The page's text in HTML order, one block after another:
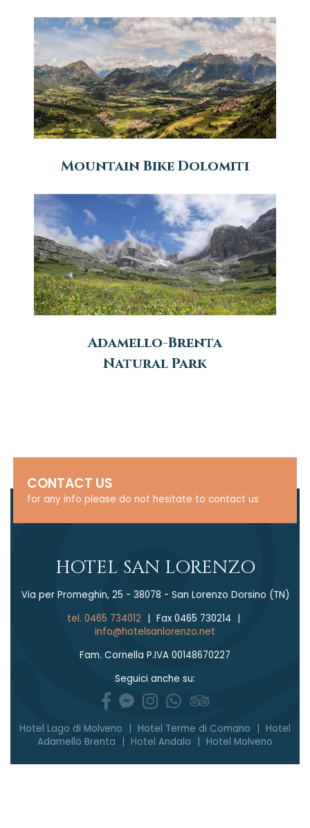
Mountain Bike Dolomiti
Adamello-Brenta
Natural Park
CONTACT US
for any info please do not hesitate to contact us
HOTEL SAN LORENZO
Via per Promeghin, 25 - 38078 - San Lorenzo Dorsino (TN)
tel. 0465 734012 | Fax 0465 730214 |
info@hotelsanlorenzo.net
Fam. Cornella P.IVA 00148670227
Seguici anche su:
Hotel Lago di Molveno | Hotel Terme di Comano | Hotel
Adamello Brenta
| Hotel Andalo | Hotel Molveno